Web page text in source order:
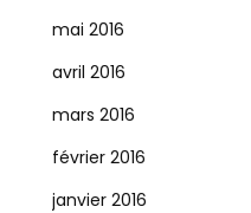
mai 2016
avril 2016
mars 2016
février 2016
janvier 2016